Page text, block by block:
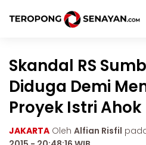
Skandal RS
Diduga Demi
Proyek Istri Ahok
JAKARTA Oleh Alfian Risfil